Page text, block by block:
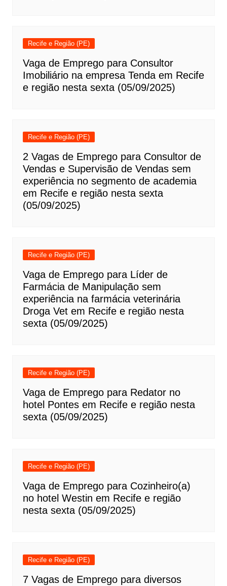
Recife e Região (PE)
Vaga de Emprego para Consultor
Imobiliário na empresa Tenda em Recife
e região nesta sexta (05/09/2025)
Recife e Região (PE)
2 Vagas de Emprego para Consultor de
Vendas e Supervisão de Vendas sem
experiência no segmento de academia
em Recife e região nesta sexta
(05/09/2025)
Recife e Região (PE)
Vaga de Emprego para Líder de
Farmácia de Manipulação sem
experiência na farmácia veterinária
Droga Vet em Recife e região nesta
sexta (05/09/2025)
Recife e Região (PE)
Vaga de Emprego para Redator no
hotel Pontes em Recife e região nesta
sexta (05/09/2025)
Recife e Região (PE)
Vaga de Emprego para Cozinheiro(a)
no hotel Westin em Recife e região
nesta sexta (05/09/2025)
Recife e Região (PE)
7 Vagas de Emprego para diversos